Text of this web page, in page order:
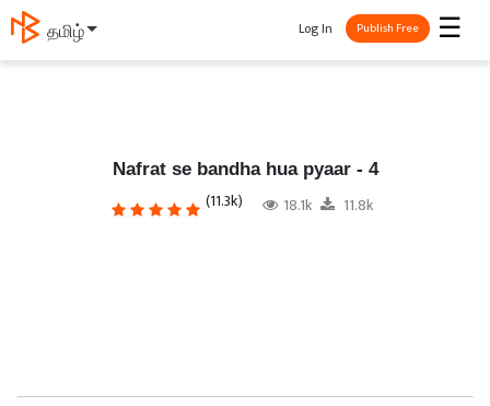
தமிழ் ☰
Log In Publish Free
Nafrat se bandha hua pyaar - 4
(11.3k) 18.1k 11.8k